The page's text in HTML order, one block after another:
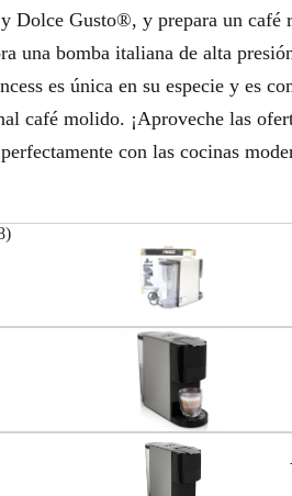
Dolce Gusto®, y prepara un café
una bomba italiana de alta
es única en su especie y es
café molido. ¡Aproveche las
con las cocinas